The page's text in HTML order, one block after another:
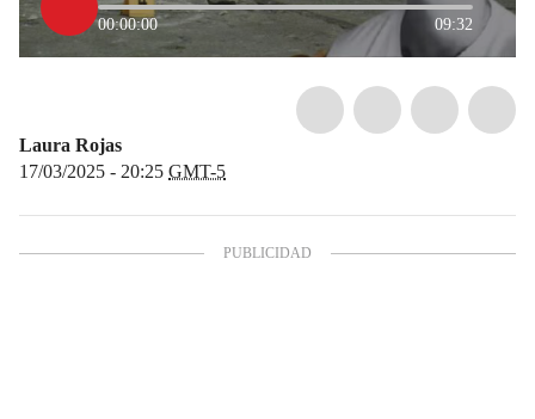
00:00:00 09:32
Laura Rojas
17/03/2025 - 20:25 GMT-5